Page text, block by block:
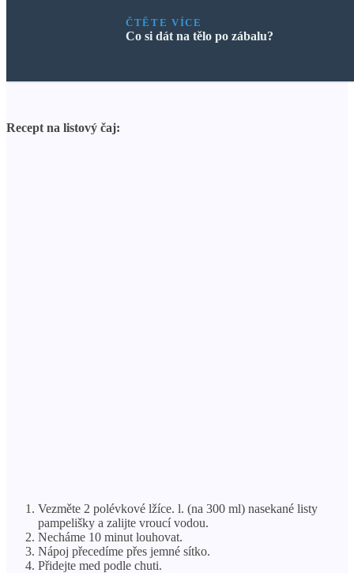
ČTĚTE VÍCE
Co si dát na tělo po zábalu?
Recept na listový čaj:
Vezměte 2 polévkové lžíce. l. (na 300 ml) nasekané listy
pampelišky a zalijte vroucí vodou.
Necháme 10 minut louhovat.
Nápoj přecedíme přes jemné sítko.
Přidejte med podle chuti.